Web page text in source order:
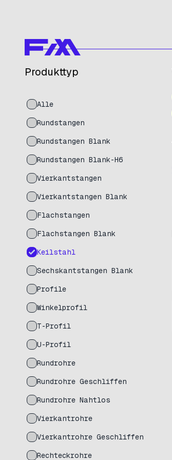
Produkttyp
Alle
Rundstangen
Rundstangen Blank
Rundstangen Blank-H6
Vierkantstangen
Vierkantstangen Blank
Flachstangen
Flachstangen Blank
Keilstahl
Sechskantstangen Blank
Profile
Winkelprofil
T-Profil
U-Profil
Rundrohre
Rundrohre Geschliffen
Rundrohre Nahtlos
Vierkantrohre
Vierkantrohre Geschliffen
Rechteckrohre